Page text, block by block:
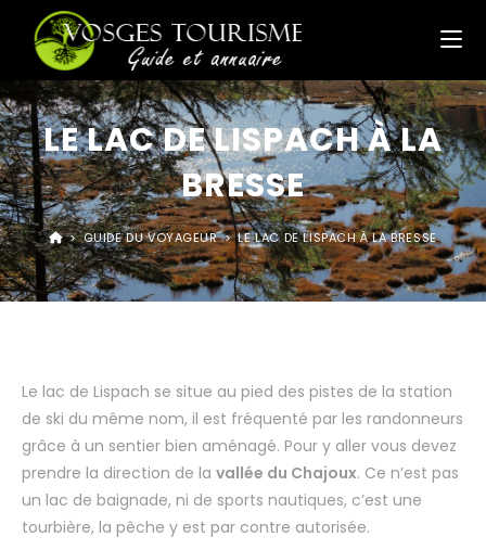
LE LAC DE LISPACH À LA
BRESSE
> GUIDE DU VOYAGEUR > LE LAC DE LISPACH À LA BRESSE
Le lac de Lispach se situe au pied des pistes de la station
de ski du même nom, il est fréquenté par les randonneurs
grâce à un sentier bien aménagé. Pour y aller vous devez
prendre la direction de la vallée du Chajoux. Ce n’est pas
un lac de baignade, ni de sports nautiques, c’est une
tourbière, la pêche y est par contre autorisée.